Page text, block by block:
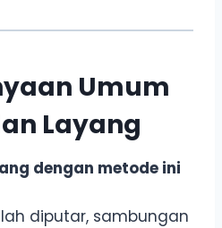
Umum
Layang
dengan metode ini
diputar, sambungan